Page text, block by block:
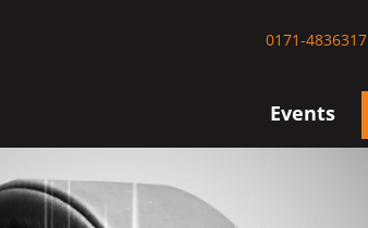
0171-4836317
Events